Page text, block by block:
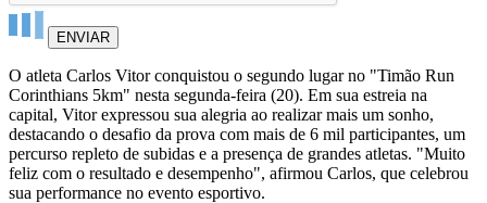
ENVIAR
O atleta Carlos Vitor conquistou o segundo lugar no "Timão Run
Corinthians 5km" nesta segunda-feira (20). Em sua estreia na
capital, Vitor expressou sua alegria ao realizar mais um sonho,
destacando o desafio da prova com mais de 6 mil participantes, um
percurso repleto de subidas e a presença de grandes atletas. "Muito
feliz com o resultado e desempenho", afirmou Carlos, que celebrou
sua performance no evento esportivo.